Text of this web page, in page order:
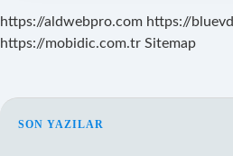
https://aldwebpro.com https://
https://mobidic.com.tr Sitemap
SIDEBAR
SON YAZILAR